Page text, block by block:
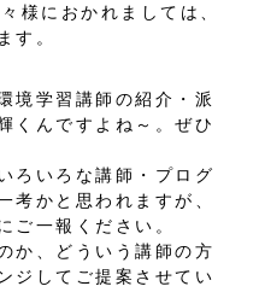
様におかれましては、
す。
境学習講師の紹介・派
くんですよね～。ぜひ
ろいろな講師・プログ
考かと思われますが、
ご一報ください。
か、どういう講師の方
ジしてご提案させてい